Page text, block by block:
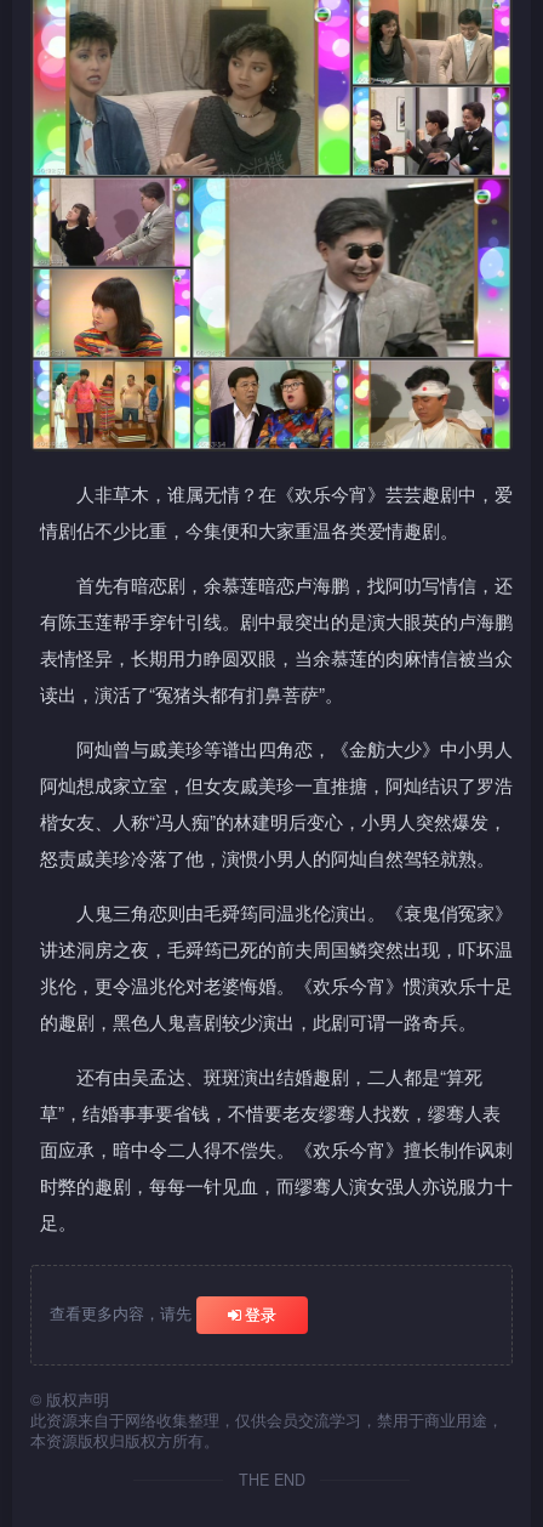
人非草木，谁属无情？在《欢乐今宵》芸芸趣剧中，爱
情剧佔不少比重，今集便和大家重温各类爱情趣剧。
首先有暗恋剧，余慕莲暗恋卢海鹏，找阿叻写情信，还
有陈玉莲帮手穿针引线。剧中最突出的是演大眼英的卢海鹏
表情怪异，长期用力睁圆双眼，当余慕莲的肉麻情信被当众
读出，演活了“冤猪头都有扪鼻菩萨”。
阿灿曾与戚美珍等谱出四角恋，《金舫大少》中小男人
阿灿想成家立室，但女友戚美珍一直推搪，阿灿结识了罗浩
楷女友、人称“冯人痴”的林建明后变心，小男人突然爆发，
怒责戚美珍冷落了他，演惯小男人的阿灿自然驾轻就熟。
人鬼三角恋则由毛舜筠同温兆伦演出。《衰鬼俏冤家》
讲述洞房之夜，毛舜筠已死的前夫周国鳞突然出现，吓坏温
兆伦，更令温兆伦对老婆悔婚。《欢乐今宵》惯演欢乐十足
的趣剧，黑色人鬼喜剧较少演出，此剧可谓一路奇兵。
还有由吴孟达、斑斑演出结婚趣剧，二人都是“算死
草”，结婚事事要省钱，不惜要老友缪骞人找数，缪骞人表
面应承，暗中令二人得不偿失。《欢乐今宵》擅长制作讽刺
时弊的趣剧，每每一针见血，而缪骞人演女强人亦说服力十
足。
查看更多内容，请先 登录
© 版权声明
此资源来自于网络收集整理，仅供会员交流学习，禁用于商业用途，
本资源版权归版权方所有。
THE END